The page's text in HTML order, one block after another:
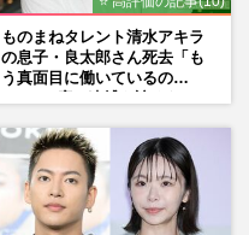
ものまねタレント清水アキラ
の息子・良太郎さん死去「も
う真面目に働いているの